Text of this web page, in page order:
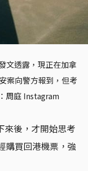
文透露，現正在加拿
案向警方報到，但考
周庭 Instagram
來後，才開始思考
購買回港機票，強